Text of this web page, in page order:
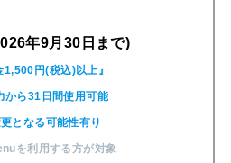
年9月30日まで)
1,500円(税込)以上』
から31日間使用可能
となる可能性有り
を利用する方が対象